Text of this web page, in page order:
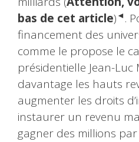
bas de cet article) ◄ .
financement des
comme le propose le
présidentielle Jean-
davantage les hauts
augmenter les droits
instaurer un revenu
gagner des millions par